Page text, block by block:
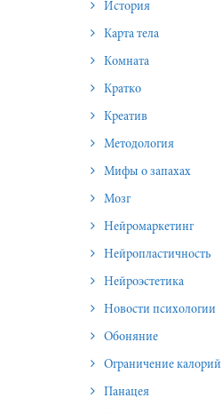
История
Карта тела
Комната
Кратко
Креатив
Методология
Мифы о запахах
Мозг
Нейромаркетинг
Нейропластичность
Нейроэстетика
Новости психологии
Обоняние
Ограничение калорий
Панацея